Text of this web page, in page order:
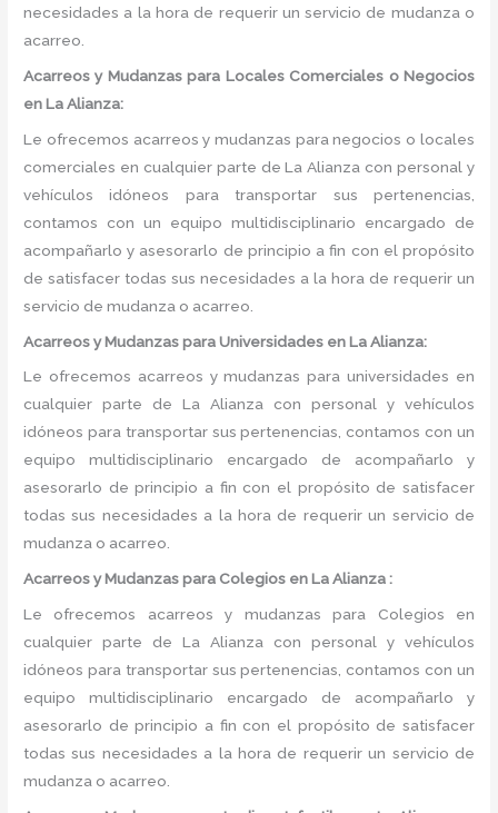
necesidades a la hora de requerir un servicio de mudanza o
acarreo.
Acarreos y Mudanzas para Locales Comerciales o Negocios
en La Alianza:
Le ofrecemos acarreos y mudanzas para negocios o locales
comerciales en cualquier parte de La Alianza con personal y
vehículos idóneos para transportar sus pertenencias,
contamos con un equipo multidisciplinario encargado de
acompañarlo y asesorarlo de principio a fin con el propósito
de satisfacer todas sus necesidades a la hora de requerir un
servicio de mudanza o acarreo.
Acarreos y Mudanzas para Universidades en La Alianza:
Le ofrecemos acarreos y mudanzas para universidades en
cualquier parte de La Alianza con personal y vehículos
idóneos para transportar sus pertenencias, contamos con un
equipo multidisciplinario encargado de acompañarlo y
asesorarlo de principio a fin con el propósito de satisfacer
todas sus necesidades a la hora de requerir un servicio de
mudanza o acarreo.
Acarreos y Mudanzas para Colegios en La Alianza :
Le ofrecemos acarreos y mudanzas para Colegios en
cualquier parte de La Alianza con personal y vehículos
idóneos para transportar sus pertenencias, contamos con un
equipo multidisciplinario encargado de acompañarlo y
asesorarlo de principio a fin con el propósito de satisfacer
todas sus necesidades a la hora de requerir un servicio de
mudanza o acarreo.